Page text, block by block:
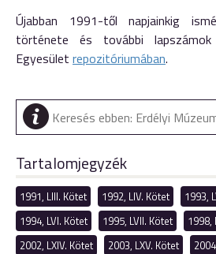
Újabban 1991-től napjainkig
története és további
Egyesület repozitóriumában.
Tartalomjegyzék
1991, LIII. Kötet 1992, LIV. Kötet
1993,
1994, LVI. Kötet
1995, LVII. Kötet
1998,
2002, LXIV. Kötet
2003, LXV. Kötet